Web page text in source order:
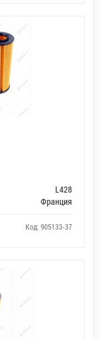
L428
Франция
Код: 905133-37